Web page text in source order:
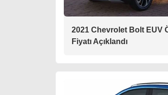
2021 Chevrolet Bolt EUV
Fiyatı Açıklandı